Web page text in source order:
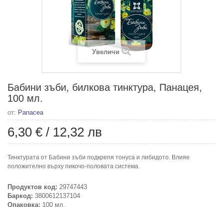
Увеличи
Бабини зъби, билкова тинктура, Панацея,
100 мл.
от: Panacea
6,30 € / 12,32 лв
Тинктурата от Бабини зъби подкрепя тонуса и либидото. Влияе
положително върху пикочо-половата система.
Продуктов код: 29747443
Баркод: 3800612137104
Опаковка: 100 мл.